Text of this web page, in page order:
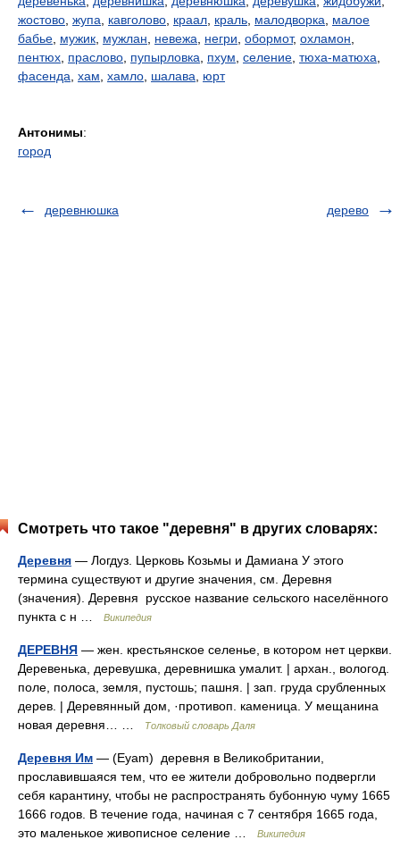
жостово жупа кавголово краал краль малодворка
малое
бабье мужик мужлан невежа негри обормот, охламон
пентюх праслово пупырловка пхум селение тюха-матюха
фасенда хам хамло шалава юрт
Антонимы:
город
деревнюшка дерево
Смотреть что такое "деревня" в других словарях:
Деревня — Логдуз. Церковь Козьмы и Дамиана У этого
термина существуют и другие значения, см. Деревня
(значения). Деревня русское название сельского населённого
пункта с н …
Википедия
ДЕРЕВНЯ — жен. крестьянское селенье, в котором нет церкви.
Деревенька, деревушка, деревнишка умалит. | архан., вологод.
поле, полоса, земля, пустошь; пашня. | зап. груда срубленных
дерев. | Деревянный дом, ·противоп. каменица. У мещанина
новая деревня… …
Толковый словарь Даля
Деревня Им — (Eyam) деревня в Великобритании,
прославившаяся тем, что ее жители добровольно подвергли
себя карантину, чтобы не распространять бубонную чуму 1665
1666 годов. В течение года, начиная с 7 сентября 1665 года,
это маленькое живописное селение …
Википедия